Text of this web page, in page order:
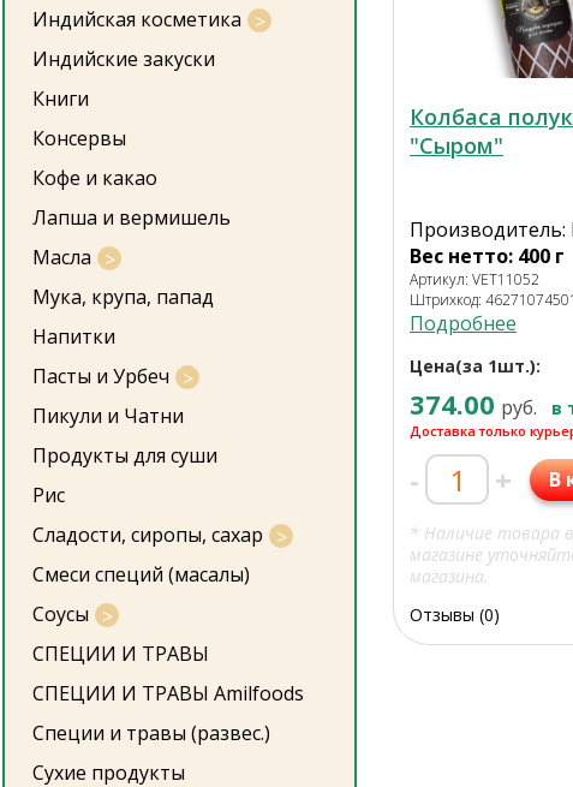
Индийская косметика
Индийские закуски
Книги
Консервы
Кофе и какао
Лапша и вермишель
Масла
Мука, крупа, папад
Напитки
Пасты и Урбеч
Пикули и Чатни
Продукты для суши
Рис
Сладости, сиропы, сахар
Смеси специй (масалы)
Соусы
СПЕЦИИ И ТРАВЫ
СПЕЦИИ И ТРАВЫ Amilfoods
Специи и травы (развес.)
Сухие продукты
Колбаса
"Сыром"
Производитель:
Вес нетто: 400 г
Артикул: VET11052
Штрихкод:
Подробнее
Цена(за 1шт.):
374.00 руб. в
Доставка только
- + В
* Наличие товара
магазине
магазина.
Отзывы (0)